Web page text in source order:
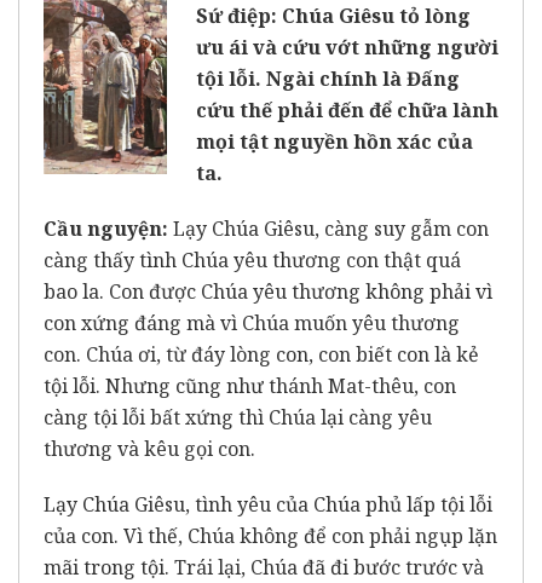
Sứ điệp: Chúa Giêsu tỏ lòng
ưu ái và cứu vớt những người
tội lỗi. Ngài chính là Đấng
cứu thế phải đến để chữa lành
mọi tật nguyền hồn xác của
ta.
Cầu nguyện: Lạy Chúa Giêsu, càng suy gẫm con
càng thấy tình Chúa yêu thương con thật quá
bao la. Con được Chúa yêu thương không phải vì
con xứng đáng mà vì Chúa muốn yêu thương
con. Chúa ơi, từ đáy lòng con, con biết con là kẻ
tội lỗi. Nhưng cũng như thánh Mat-thêu, con
càng tội lỗi bất xứng thì Chúa lại càng yêu
thương và kêu gọi con.
Lạy Chúa Giêsu, tình yêu của Chúa phủ lấp tội lỗi
của con. Vì thế, Chúa không để con phải ngụp lặn
mãi trong tội. Trái lại, Chúa đã đi bước trước và